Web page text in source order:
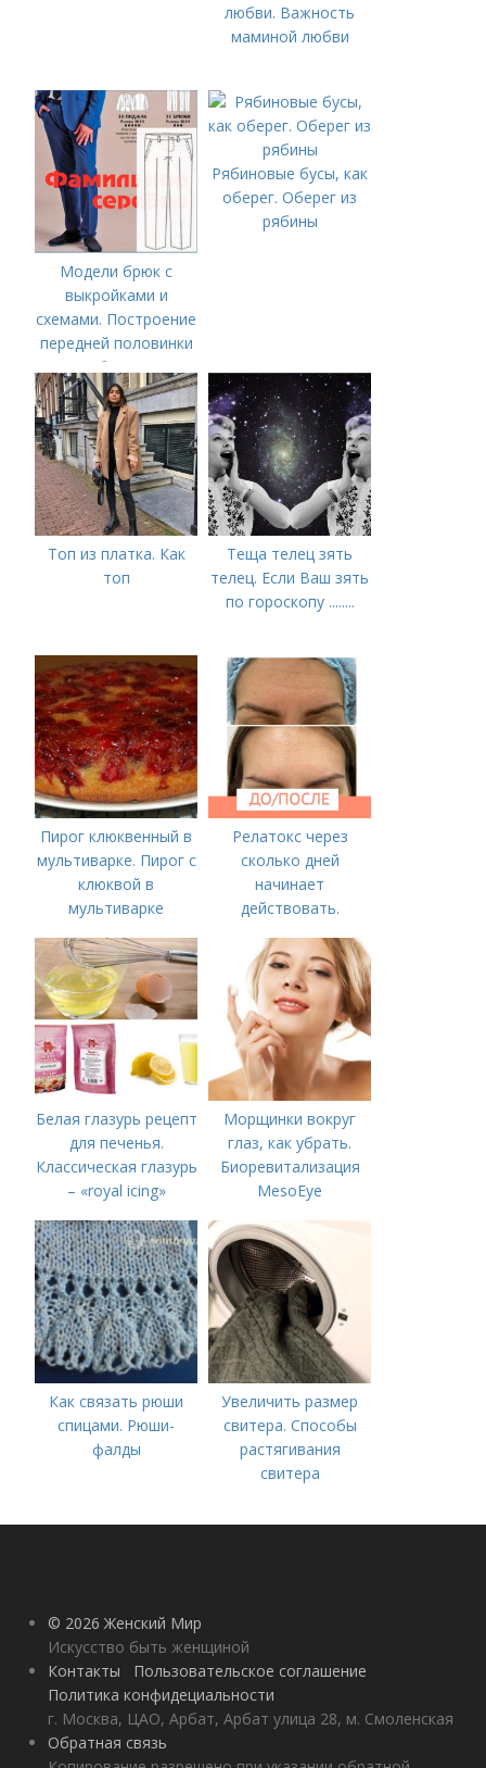
любви. Важность
маминой любви
Модели брюк с
выкройками и
схемами. Построение
передней половинки
брюк
Рябиновые бусы, как
оберег. Оберег из
рябины
Топ из платка. Как
топ
Теща телец зять
телец. Если Ваш зять
по гороскопу ........
Пирог клюквенный в
мультиварке. Пирог с
клюквой в
мультиварке
Релатокс через
сколько дней
начинает
действовать.
«Ботоксом»
Белая глазурь рецепт
для печенья.
Классическая глазурь
– «royal icing»
Морщинки вокруг
глаз, как убрать.
Биоревитализация
MesoEye
Как связать рюши
спицами. Рюши-
фалды
Увеличить размер
свитера. Способы
растягивания
свитера
© 2026 Женский Мир
Искусство быть женщиной
Контакты
Пользовательское соглашение
Политика конфидециальности
г. Москва, ЦАО, Арбат, Арбат улица 28, м. Смоленская
Обратная связь